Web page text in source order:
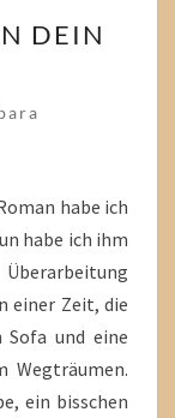
DEIN
habe ich
habe ich ihm
einer Zeit, die
und eine
Wegträumen.
ein bisschen